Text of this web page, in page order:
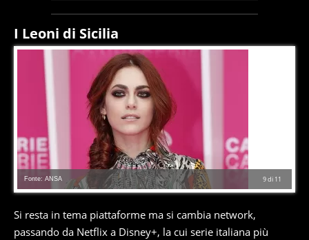
I Leoni di Sicilia
9di 11
Fonte: ANSA
Si resta in tema piattaforme ma si cambia network,
passando da Netflix a Disney+, la cui serie italiana più